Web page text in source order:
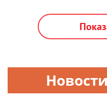
Новости